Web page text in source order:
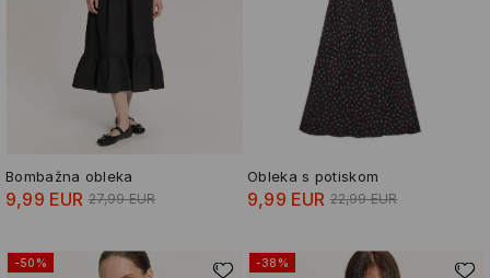
Bombažna obleka
9,99 EUR 27,99 EUR
Obleka s potiskom
9,99 EUR 22,99 EUR
-50% -38%